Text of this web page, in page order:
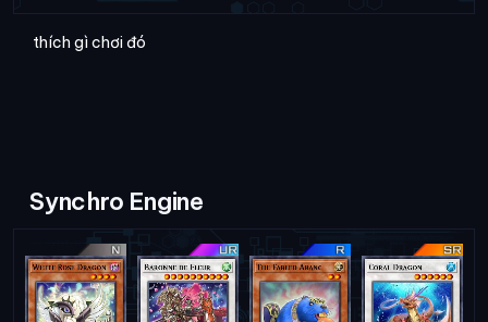
thích gì chơi đó
Synchro Engine